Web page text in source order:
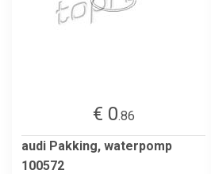
€ 0.86
audi Pakking, waterpomp
100572